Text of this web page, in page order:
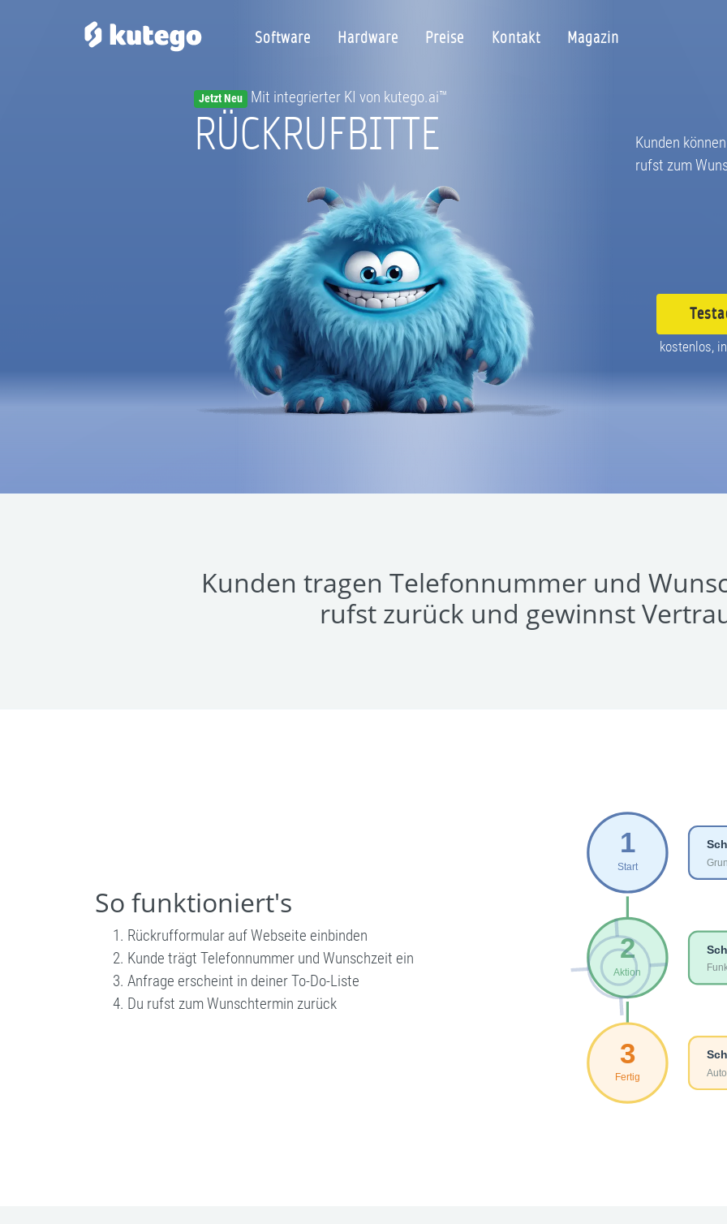
Jetzt Neu Mit integrierter KI von kutego.ai™
RÜCKRUFBITTE
Kunden
rufst zum
kostenlos,
Software Hardware Preise Kontakt Magazin
Kunden tragen Telefonnummer und
rufst zurück und gewinnst
So funktioniert's
Rückrufformular auf Webseite einbinden
Kunde trägt Telefonnummer und Wunschzeit ein
Anfrage erscheint in deiner To-Do-Liste
Du rufst zum Wunschtermin zurück